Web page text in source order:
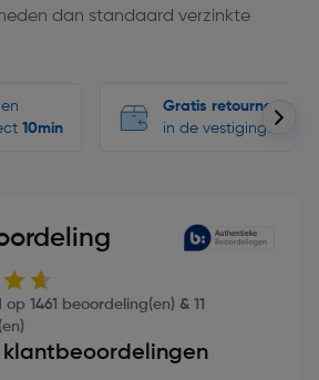
dan standaard verzinkte
10min
Gratis retourneren
in de vestigingen
1461 beoordeling(en) & 11